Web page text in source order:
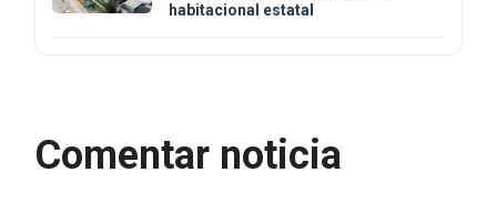
habitacional estatal
Comentar noticia